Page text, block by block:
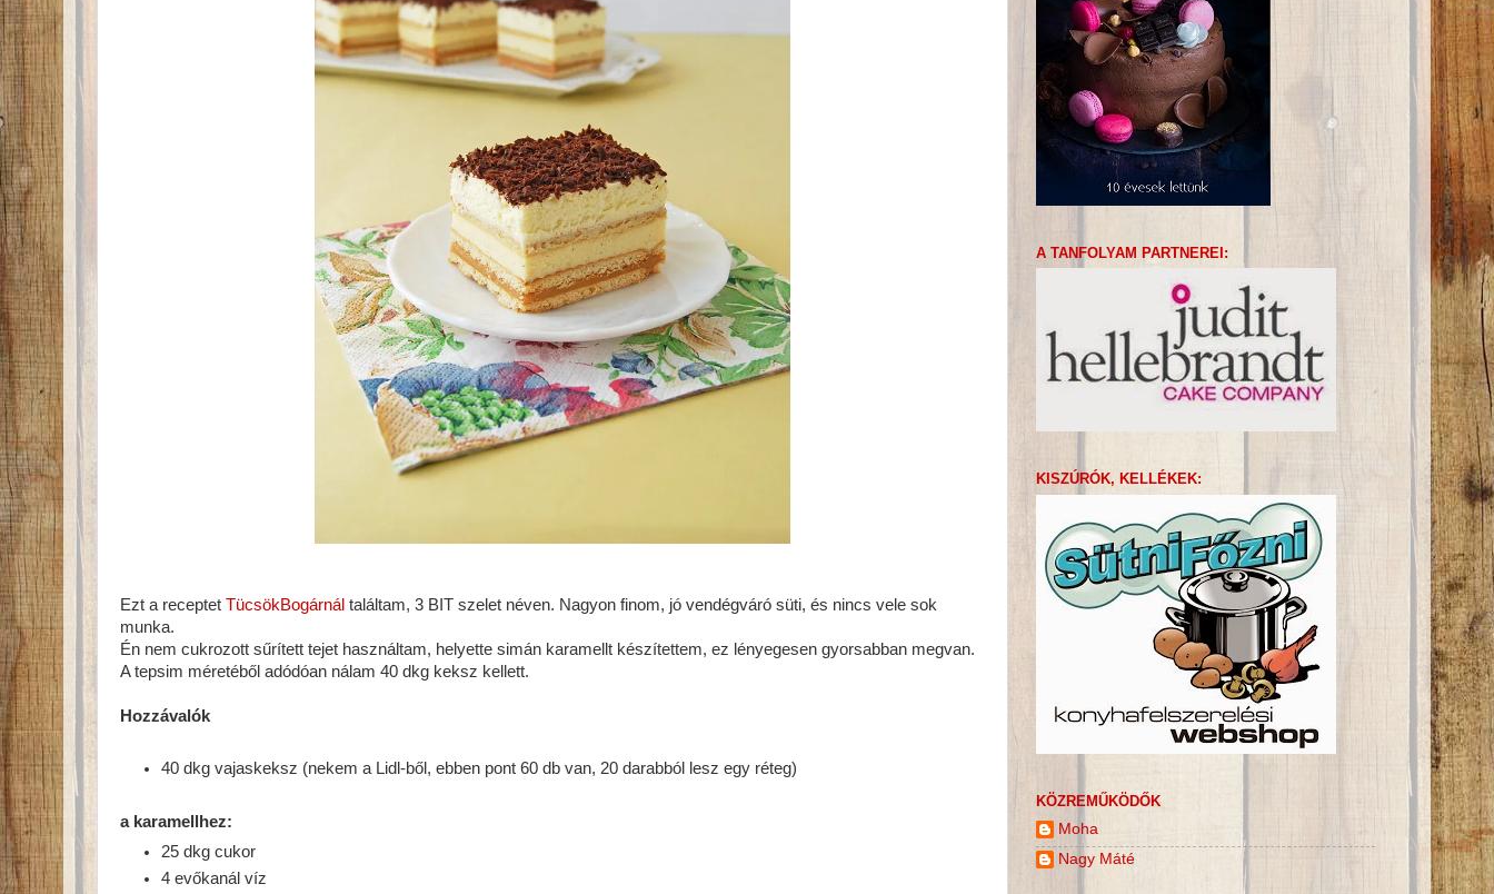
Ezt a receptet TücsökBogárnál találtam, 3 BIT szelet néven. Nagyon finom, jó vendégváró süti, és nincs vele sok
munka.
Én nem cukrozott sűrített tejet használtam, helyette simán karamellt készítettem, ez lényegesen gyorsabban megvan.
A tepsim méretéből adódóan nálam 40 dkg keksz kellett.
Hozzávalók
40 dkg vajaskeksz (nekem a Lidl-ből, ebben pont 60 db van, 20 darabból lesz egy réteg)
a karamellhez:
25 dkg cukor
4 evőkanál víz
A TANFOLYAM PARTNEREI:
KISZÚRÓK, KELLÉKEK:
KÖZREMŰKÖDŐK
Moha
Nagy Máté